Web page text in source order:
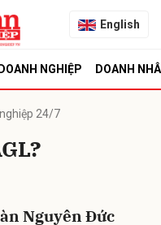
English
DOANH NGHIỆP DOANH
24/7
Nguyên Đức